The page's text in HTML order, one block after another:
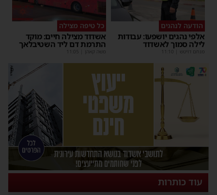
הודעה לנהגים
אלפי נהגים יושפעו: עבודות
לילה סמוך לאשדוד
מנחם דויטש |
11:10
כל טיפה מצילה
אשדוד מצילה חיים: מוקד
התרמת דם ליד השטיבלאך
משה קאהן |
11:05
עוד כותרות